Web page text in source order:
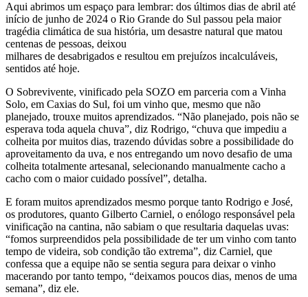
Aqui abrimos um espaço para lembrar: dos últimos dias de abril até
início de junho de 2024 o Rio Grande do Sul passou pela maior
tragédia climática de sua história, um desastre natural que matou
centenas de pessoas, deixou
milhares de desabrigados e resultou em prejuízos incalculáveis,
sentidos até hoje.
O Sobrevivente, vinificado pela SOZO em parceria com a Vinha
Solo, em Caxias do Sul, foi um vinho que, mesmo que não
planejado, trouxe muitos aprendizados. “Não planejado, pois não se
esperava toda aquela chuva”, diz Rodrigo, “chuva que impediu a
colheita por muitos dias, trazendo dúvidas sobre a possibilidade do
aproveitamento da uva, e nos entregando um novo desafio de uma
colheita totalmente artesanal, selecionando manualmente cacho a
cacho com o maior cuidado possível”, detalha.
E foram muitos aprendizados mesmo porque tanto Rodrigo e José,
os produtores, quanto Gilberto Carniel, o enólogo responsável pela
vinificação na cantina, não sabiam o que resultaria daquelas uvas:
“fomos surpreendidos pela possibilidade de ter um vinho com tanto
tempo de videira, sob condição tão extrema”, diz Carniel, que
confessa que a equipe não se sentia segura para deixar o vinho
macerando por tanto tempo, “deixamos poucos dias, menos de uma
semana”, diz ele.